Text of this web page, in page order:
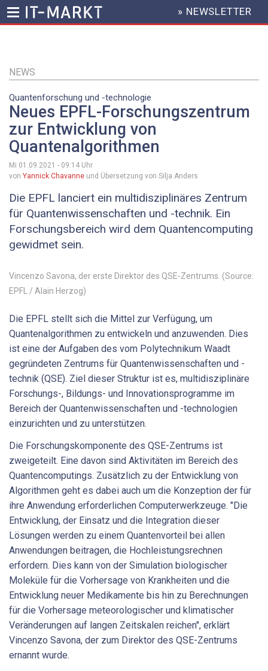
Inhalt
HEADER
MENU
» NEWSLETTER
NEWS
Quantenforschung und -technologie
Neues EPFL-Forschungszentrum
zur Entwicklung von
Quantenalgorithmen
Mi 01.09.2021 - 09:14 Uhr
von Yannick Chavanne und Übersetzung von Silja Anders
Die EPFL lanciert ein multidisziplinäres Zentrum
für Quantenwissenschaften und -technik. Ein
Forschungsbereich wird dem Quantencomputing
gewidmet sein.
Vincenzo Savona, der erste Direktor des QSE-Zentrums. (Source:
EPFL / Alain Herzog)
Die EPFL stellt sich die Mittel zur Verfügung, um
Quantenalgorithmen zu entwickeln und anzuwenden. Dies
ist eine der Aufgaben des vom Polytechnikum Waadt
gegründeten Zentrums für Quantenwissenschaften und -
technik (QSE). Ziel dieser Struktur ist es, multidisziplinäre
Forschungs-, Bildungs- und Innovationsprogramme im
Bereich der Quantenwissenschaften und -technologien
einzurichten und zu unterstützen.
Die Forschungskomponente des QSE-Zentrums ist
zweigeteilt. Eine davon sind Aktivitäten im Bereich des
Quantencomputings. Zusätzlich zu der Entwicklung von
Algorithmen geht es dabei auch um die Konzeption der für
ihre Anwendung erforderlichen Computerwerkzeuge. "Die
Entwicklung, der Einsatz und die Integration dieser
Lösungen werden zu einem Quantenvorteil bei allen
Anwendungen beitragen, die Hochleistungsrechnen
erfordern. Dies kann von der Simulation biologischer
Moleküle für die Vorhersage von Krankheiten und die
Entwicklung neuer Medikamente bis hin zu Berechnungen
für die Vorhersage meteorologischer und klimatischer
Veränderungen auf langen Zeitskalen reichen", erklärt
Vincenzo Savona, der zum Direktor des QSE-Zentrums
ernannt wurde.